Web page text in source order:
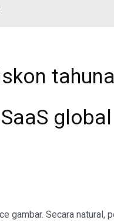
global
gambar. Secara natural,